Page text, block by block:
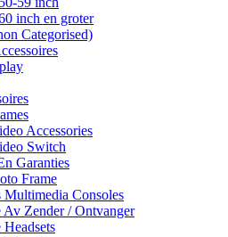
inch en groter
Categorised)
Accessories
Switch
Garanties
Frame
Multimedia Consoles
Av Zender / Ontvanger